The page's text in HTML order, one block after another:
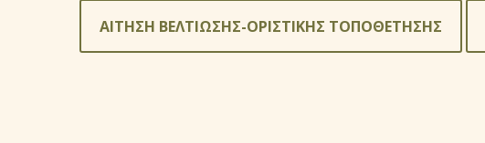
ΑΙΤΗΣΗ ΒΕΛΤΙΩΣΗΣ-ΟΡΙΣΤΙΚΗΣ ΤΟΠΟΘΕΤΗΣΗΣ